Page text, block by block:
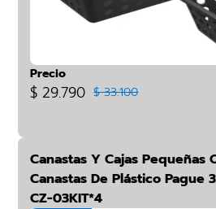
Precio
$ 29.790 $ 33.100
Canastas Y Cajas Pequeñas
Canastas De Plástico Pague
CZ-03KIT*4